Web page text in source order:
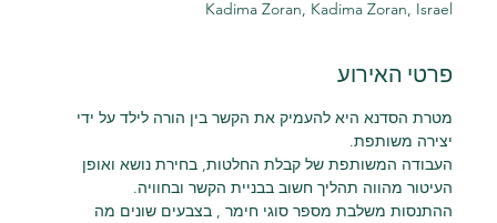
Kadima Zoran, Kadima Zoran, Israel
פרטי האירוע
מטרת הסדנא היא להעמיק את הקשר בין הורה לילד על ידי
יצירה משותפת.
העבודה המשותפת של קבלת החלטות, בחירת נושא ואופן
העיטור מהווה תהליך חשוב בבניית הקשר ובחוויה.
ההתנסות משלבת מספר סוגי חימר , בצבעים שונים מה